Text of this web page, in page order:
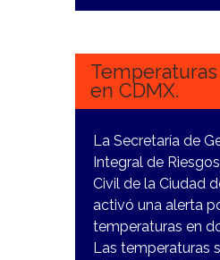
29
en CDMX.
La Secretaría de
Integral de
Civil de la Ciudad
activó una alerta
temperaturas en
Las temperaturas